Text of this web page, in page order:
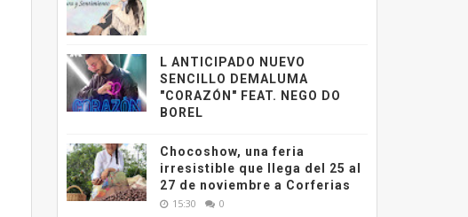
L ANTICIPADO NUEVO
SENCILLO DEMALUMA
"CORAZÓN" FEAT. NEGO DO
BOREL
Chocoshow, una feria
irresistible que llega del 25 al
27 de noviembre a Corferias
15:30 0